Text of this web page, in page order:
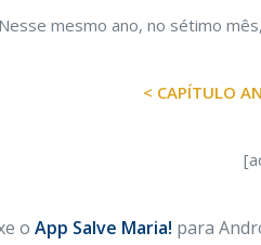
mesmo ano, no sétimo
< CAPÍTULO
o App Salve Maria! para